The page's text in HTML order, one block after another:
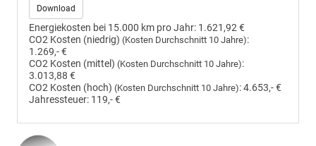
Download
Energiekosten bei 15.000 km pro Jahr: 1.621,92 €
CO2 Kosten (niedrig) (Kosten Durchschnitt 10 Jahre):
1.269,- €
CO2 Kosten (mittel) (Kosten Durchschnitt 10 Jahre):
3.013,88 €
CO2 Kosten (hoch) (Kosten Durchschnitt 10 Jahre):4.653,- €
Jahressteuer: 119,- €